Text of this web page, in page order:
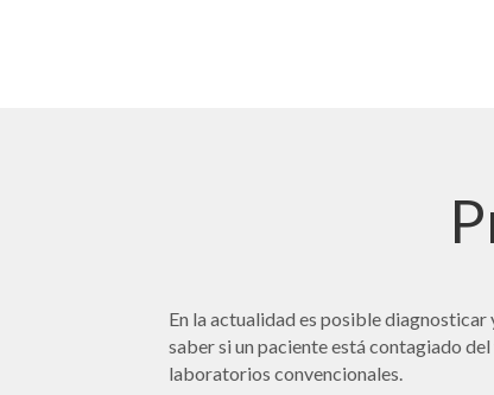
En la actualidad es posible
saber si un paciente está contagiado
laboratorios convencionales.